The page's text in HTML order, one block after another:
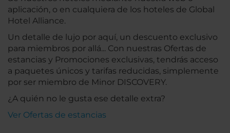
aplicación, o en cualquiera de los hoteles de Global
Hotel Alliance.
Un detalle de lujo por aquí, un descuento exclusivo
para miembros por allá... Con nuestras Ofertas de
estancias y Promociones exclusivas, tendrás acceso
a paquetes únicos y tarifas reducidas, simplemente
por ser miembro de Minor DISCOVERY.
¿A quién no le gusta ese detalle extra?
Ver Ofertas de estancias